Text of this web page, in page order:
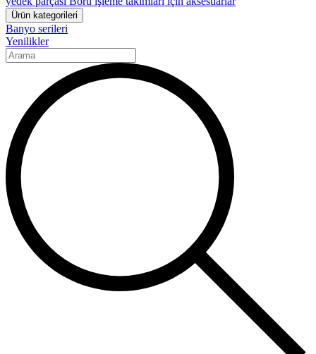
Ürün kategorileri
Banyo serileri
Yenilikler